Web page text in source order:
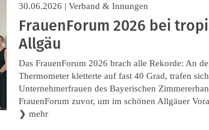
30.06.2026 | Verband & Innungen
FrauenForum 2026 bei
Allgäu
Das FrauenForum 2026 brach alle Rekorde: An
Thermometer kletterte auf fast 40 Grad, trafen
Unternehmerfrauen des Bayerischen
FrauenForum zuvor, um im schönen Allgäuer
❯ mehr